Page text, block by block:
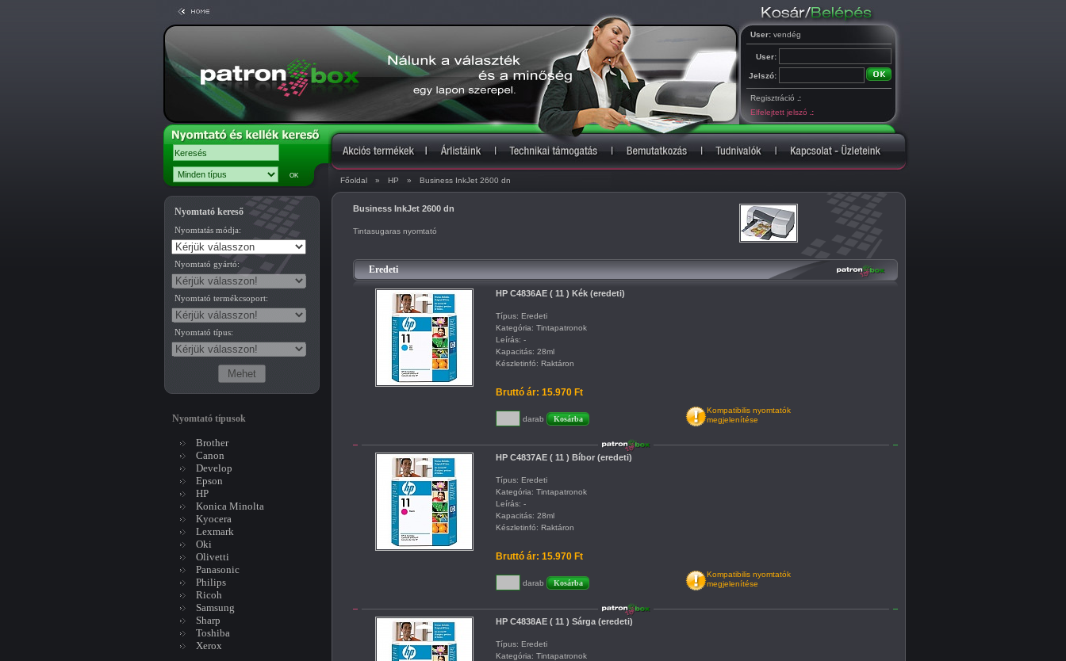
User: vendég
User:
Jelszó:
Regisztráció .:
Elfelejtett jelszó .:
Főoldal » HP » Business InkJet 2600 dn
Nyomtató kereső
Nyomtatás módja:
Nyomtató gyártó:
Nyomtató termékcsoport:
Nyomtató típus:
Nyomtató típusok
Brother
Canon
Develop
Epson
HP
Konica Minolta
Kyocera
Lexmark
Oki
Olivetti
Panasonic
Philips
Ricoh
Samsung
Sharp
Toshiba
Xerox
Business InkJet 2600 dn
Tintasugaras nyomtató
Eredeti
HP C4836AE ( 11 ) Kék (eredeti)
Típus: Eredeti
Kategória: Tintapatronok
Leírás: -
Kapacitás: 28ml
Készletinfó: Raktáron
Bruttó ár: 15.970 Ft
darab
Kompatibilis nyomtatók
megjelenítése
HP C4837AE ( 11 ) Bíbor (eredeti)
Típus: Eredeti
Kategória: Tintapatronok
Leírás: -
Kapacitás: 28ml
Készletinfó: Raktáron
Bruttó ár: 15.970 Ft
darab
Kompatibilis nyomtatók
megjelenítése
HP C4838AE ( 11 ) Sárga (eredeti)
Típus: Eredeti
Kategória: Tintapatronok